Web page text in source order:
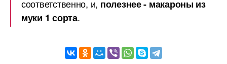
соответственно, и, полезнее - макароны из
муки 1 сорта.